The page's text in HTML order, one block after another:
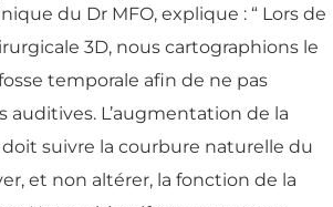
du Dr MFO, explique : “ Lors de
3D, nous cartographions le
temporale afin de ne pas
auditives. L’augmentation de la
suivre la courbure naturelle du
et non altérer, la fonction de la